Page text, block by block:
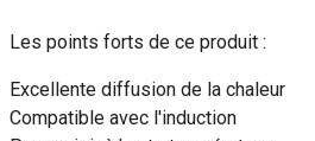
Les points forts de ce produit :
Excellente diffusion de la chaleur
Compatible avec l'induction